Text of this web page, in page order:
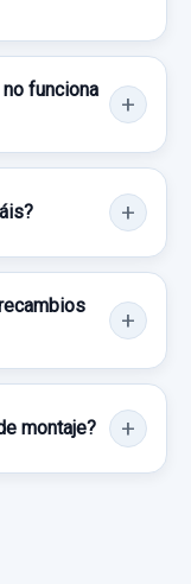
funciona
montaje?